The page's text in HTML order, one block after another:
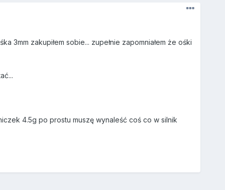
3mm zakupiłem sobie... zupełnie zapomniałem że ośki
4.5g po prostu muszę wynaleść coś co w silnik